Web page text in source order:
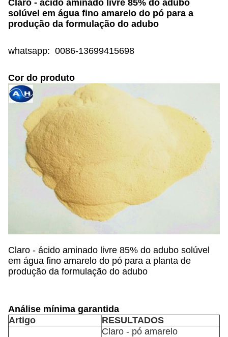
Claro - ácido aminado livre 85% do adubo
solúvel em água fino amarelo do pó para a
produção da formulação do adubo
whatsapp: 0086-13699415698
Cor do produto
Claro - ácido aminado livre 85% do adubo solúvel
em água fino amarelo do pó para a planta de
produção da formulação do adubo
Análise mínima garantida
Artigo
RESULTADOS
Claro - pó amarelo